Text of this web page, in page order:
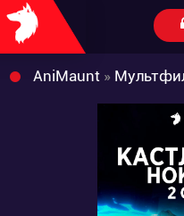
AniMaunt »